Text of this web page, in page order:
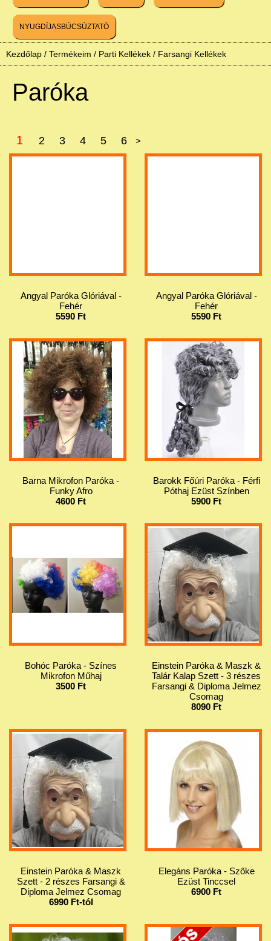
NYUGDÍJASBÚCSÚZTATÓ
Kezdőlap / Termékeim / Parti Kellékek / Farsangi Kellékek
Paróka
1 2 3 4 5 6 >
Angyal Paróka Glóriával -
Fehér
5590 Ft
Angyal Paróka Glóriával -
Fehér
5590 Ft
Barna Mikrofon Paróka -
Funky Afro
4600 Ft
Barokk Főúri Paróka - Férfi
Póthaj Ezüst Színben
5900 Ft
Bohóc Paróka - Színes
Mikrofon Műhaj
3500 Ft
Einstein Paróka & Maszk &
Talár Kalap Szett - 3 részes
Farsangi & Diploma Jelmez
Csomag
8090 Ft
Einstein Paróka & Maszk
Szett - 2 részes Farsangi &
Diploma Jelmez Csomag
6990 Ft-tól
Elegáns Paróka - Szőke
Ezüst Tinccsel
6900 Ft